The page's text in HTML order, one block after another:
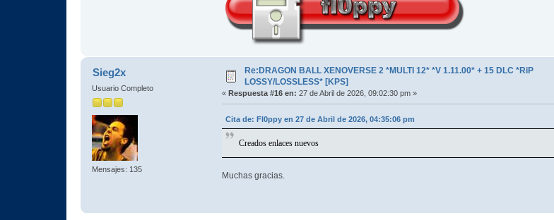
Sieg2x
Usuario Completo
Mensajes: 135
Re:DRAGON BALL XENOVERSE 2 *MULTI 12* *V 1.11.00* + 15 DLC *RiP
LOSSY/LOSSLESS* [KPS]
« Respuesta #16 en: 27 de Abril de 2026, 09:02:30 pm »
Cita de: Fl0ppy en 27 de Abril de 2026, 04:35:06 pm
Creados enlaces nuevos
Muchas gracias.